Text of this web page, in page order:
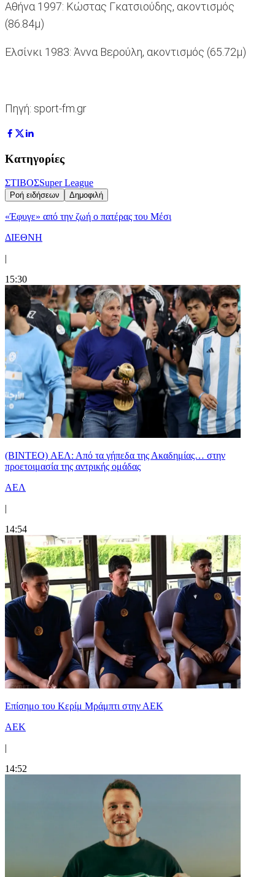
Αθήνα 1997: Κώστας Γκατσιούδης, ακοντισμός
(86.84μ)
Ελσίνκι 1983: Άννα Βερούλη, ακοντισμός (65.72μ)
Πηγή: sport-fm.gr
Κατηγορίες
ΣΤΙΒΟΣSuper League
Ροή ειδήσεων Δημοφιλή
«Έφυγε» από την ζωή ο πατέρας του Μέσι
ΔΙΕΘΝΗ
|
15:30
(BINTEO) ΑΕΛ: Από τα γήπεδα της Ακαδημίας… στην
προετοιμασία της αντρικής ομάδας
ΑΕΛ
|
14:54
Επίσημο του Κερίμ Μράμπτι στην ΑΕK
ΑΕΚ
|
14:52